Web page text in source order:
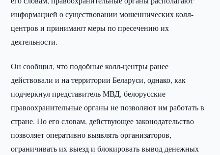
информацией о существовании мошеннических колл-
центров и принимают меры по пресечению их
деятельности.
Он сообщил, что подобные колл-центры ранее
действовали и на территории Беларуси, однако, как
подчеркнул представитель МВД, белорусские
правоохранительные органы не позволяют им работать в
стране. По его словам, действующее законодательство
позволяет оперативно выявлять организаторов,
ограничивать их выезд и блокировать вывод денежных